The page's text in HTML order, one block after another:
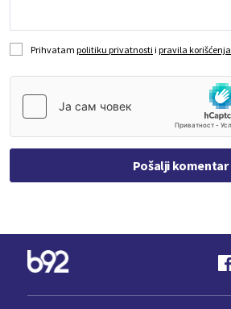
Prihvatam politiku privatnosti i pravila korišćenja
Pošalji komentar